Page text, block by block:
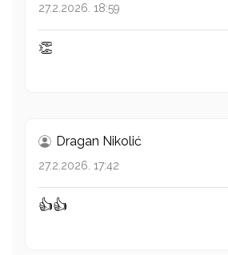
27.2.2026. 18:59
👏
Dragan Nikolić
27.2.2026. 17:42
👍👍